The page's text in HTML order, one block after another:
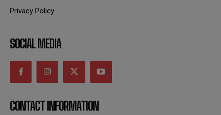
Privacy Policy
SOCIAL MEDIA
CONTACT INFORMATION